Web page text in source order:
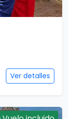
Ver detalles